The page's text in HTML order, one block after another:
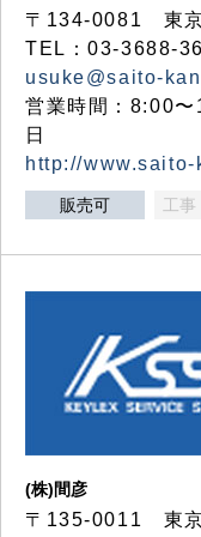
〒134-0081 東
TEL：03-3688-
usuke@saito-
営業時間：8:00
日
http://
販売可 工事
(株)間彦
〒135-0011 東